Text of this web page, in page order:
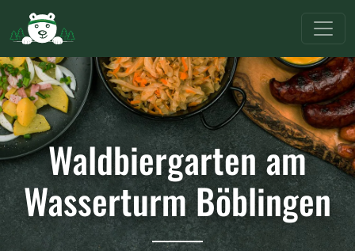
Waldbiergarten am
Wasserturm Böblingen